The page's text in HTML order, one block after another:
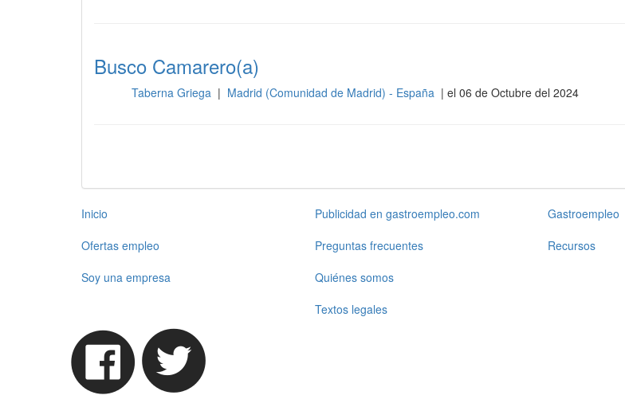
Busco Camarero(a)
Taberna Griega | Madrid (Comunidad de Madrid) - España | el 06 de Octubre del 2024
Inicio
Ofertas empleo
Soy una empresa
Publicidad en gastroempleo.com
Preguntas frecuentes
Quiénes somos
Textos legales
Gastroempleo
Recursos